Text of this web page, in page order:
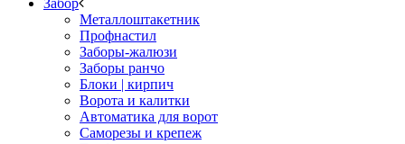
Забор
Металлоштакетник
Профнастил
Заборы-жалюзи
Заборы ранчо
Блоки | кирпич
Ворота и калитки
Автоматика для ворот
Саморезы и крепеж